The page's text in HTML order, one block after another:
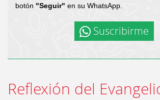
botón "Seguir" en su WhatsApp.
Suscribirme
Reflexión del